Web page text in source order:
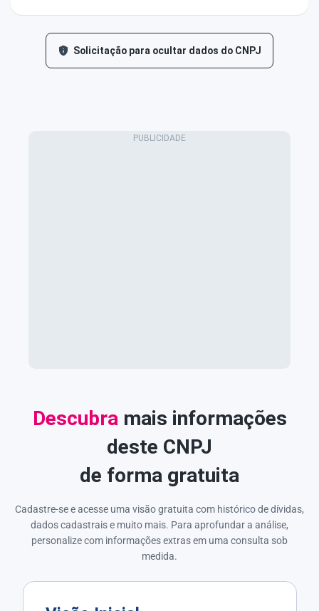
Solicitação para ocultar dados do CNPJ
Descubra mais informações
deste CNPJ
de forma gratuita
Cadastre-se e acesse uma visão gratuita com histórico de dívidas,
dados cadastrais e muito mais. Para aprofundar a análise,
personalize com informações extras em uma consulta sob
medida.